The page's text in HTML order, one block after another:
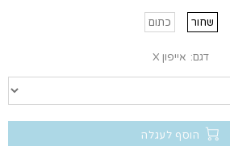
שחור כתום
דגם: אייפון X
הוסף לעגלה